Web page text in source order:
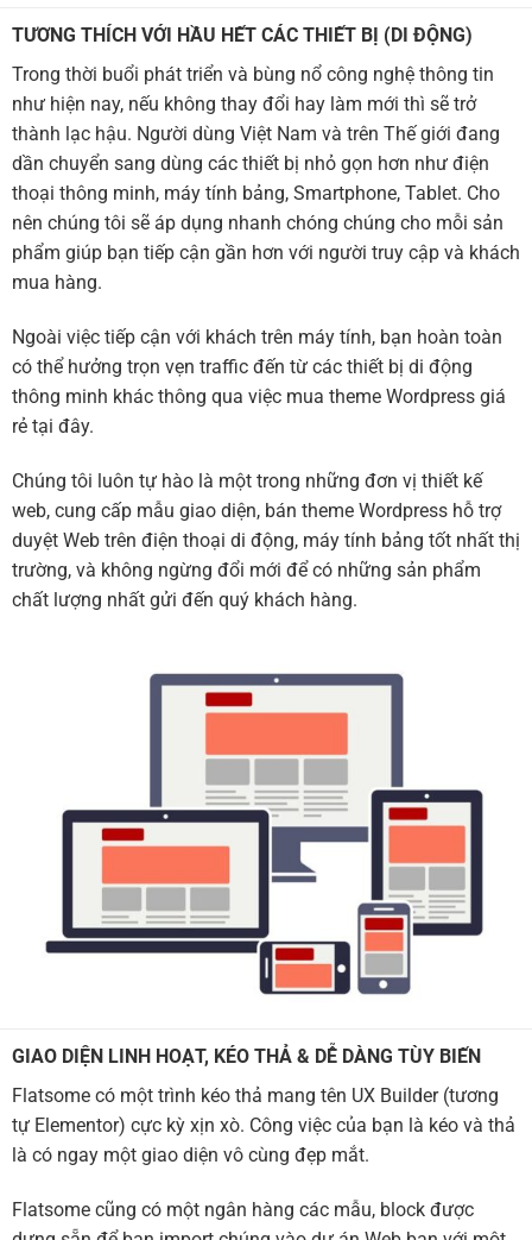
TƯƠNG THÍCH VỚI HẦU HẾT CÁC THIẾT BỊ (DI ĐỘNG)
Trong thời buổi phát triển và bùng nổ công nghệ thông tin
như hiện nay, nếu không thay đổi hay làm mới thì sẽ trở
thành lạc hậu. Người dùng Việt Nam và trên Thế giới đang
dần chuyển sang dùng các thiết bị nhỏ gọn hơn như điện
thoại thông minh, máy tính bảng, Smartphone, Tablet. Cho
nên chúng tôi sẽ áp dụng nhanh chóng chúng cho mỗi sản
phẩm giúp bạn tiếp cận gần hơn với người truy cập và khách
mua hàng.
Ngoài việc tiếp cận với khách trên máy tính, bạn hoàn toàn
có thể hưởng trọn vẹn traffic đến từ các thiết bị di động
thông minh khác thông qua việc mua theme Wordpress giá
rẻ tại đây.
Chúng tôi luôn tự hào là một trong những đơn vị thiết kế
web, cung cấp mẫu giao diện, bán theme Wordpress hỗ trợ
duyệt Web trên điện thoại di động, máy tính bảng tốt nhất thị
trường, và không ngừng đổi mới để có những sản phẩm
chất lượng nhất gửi đến quý khách hàng.
GIAO DIỆN LINH HOẠT, KÉO THẢ & DỄ DÀNG TÙY BIẾN
Flatsome có một trình kéo thả mang tên UX Builder (tương
tự Elementor) cực kỳ xịn xò. Công việc của bạn là kéo và thả
là có ngay một giao diện vô cùng đẹp mắt.
Flatsome cũng có một ngân hàng các mẫu, block được